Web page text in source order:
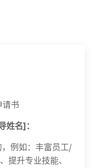
请书
姓名]：
例如：丰富员工/
提升专业技能、